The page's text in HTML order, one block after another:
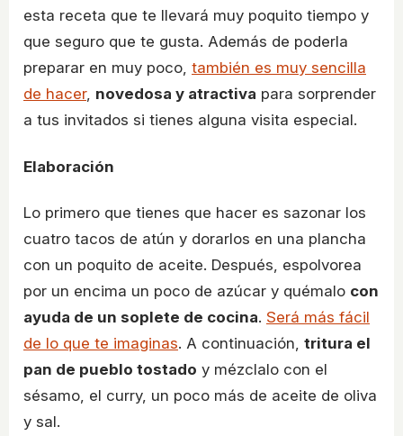
esta receta que te llevará muy poquito tiempo y
que seguro que te gusta. Además de poderla
preparar en muy poco, también es muy sencilla
de hacer, novedosa y atractiva para sorprender
a tus invitados si tienes alguna visita especial.
Elaboración
Lo primero que tienes que hacer es sazonar los
cuatro tacos de atún y dorarlos en una plancha
con un poquito de aceite. Después, espolvorea
por un encima un poco de azúcar y quémalo con
ayuda de un soplete de cocina. Será más fácil
de lo que te imaginas. A continuación, tritura el
pan de pueblo tostado y mézclalo con el
sésamo, el curry, un poco más de aceite de oliva
y sal.